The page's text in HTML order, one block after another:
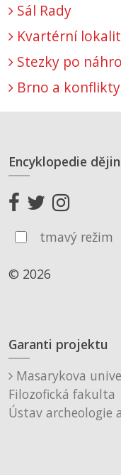
Sál Rady
Kvartérní
Stezky po
Brno a konflikty
Encyklopedie
tmavý režim
© 2026
Garanti projektu
Masarykova
Filozofická fakulta
Ústav archeologie